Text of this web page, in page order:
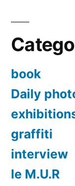
book
Daily
graffiti
interview
le M.U.R